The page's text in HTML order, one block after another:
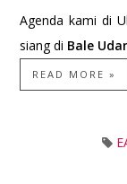
Agenda kami di
siang di Bale
READ MORE »